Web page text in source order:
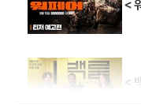
＜
＜